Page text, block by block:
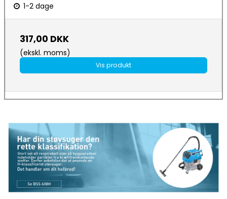
1-2 dage
317,00 DKK
(ekskl. moms)
Vis produkt